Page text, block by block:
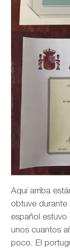
Aquí arriba
obtuve durante
español
unos cuantos
poco. El